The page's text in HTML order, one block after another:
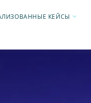
КЕЙСЫ